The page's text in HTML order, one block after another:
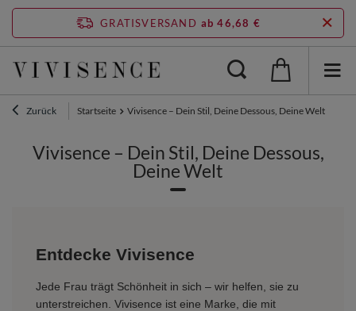
GRATISVERSAND ab 46,68 €
Zurück Startseite Vivisence – Dein Stil, Deine Dessous, Deine Welt
Vivisence – Dein Stil, Deine Dessous,
Deine Welt
Entdecke Vivisence
Jede Frau trägt Schönheit in sich – wir helfen, sie zu
unterstreichen. Vivisence ist eine Marke, die mit